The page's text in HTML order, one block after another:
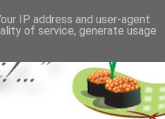
IP address and user-agent
of service, generate usage